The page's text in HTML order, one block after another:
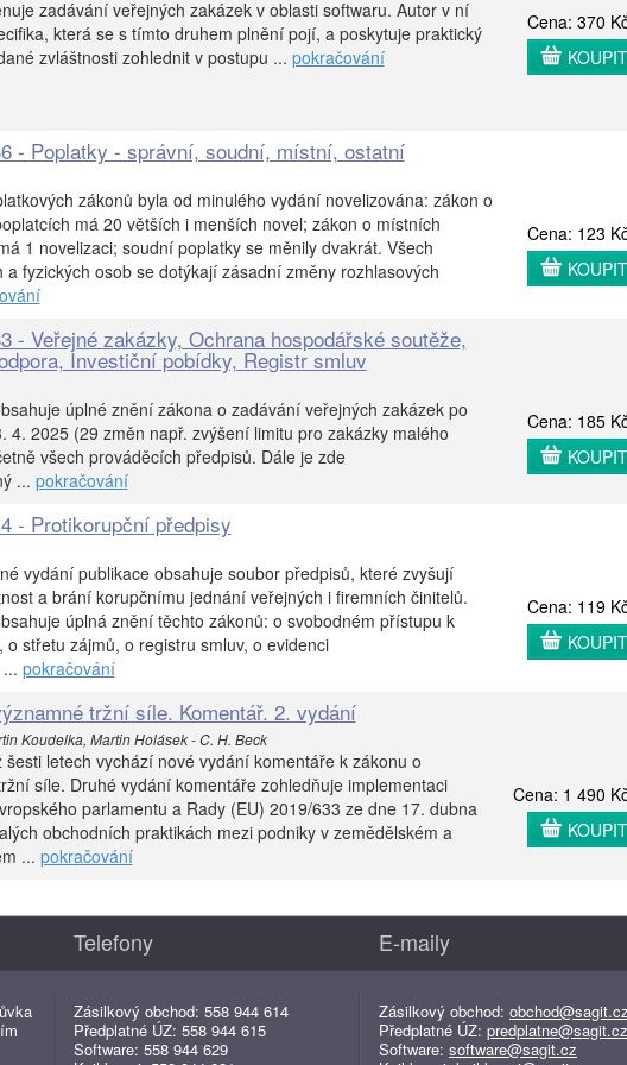
zadávání veřejných zakázek v oblasti softwaru. Autor v ní
která se s tímto druhem plnění pojí, a poskytuje praktický
zvláštnosti zohlednit v postupu ... pokračování
Cena: 370
KOUPIT
- Poplatky - správní, soudní, místní, ostatní
zákonů byla od minulého vydání novelizována: zákon o
má 20 větších i menších novel; zákon o místních
1 novelizaci; soudní poplatky se měnily dvakrát. Všech
a fyzických osob se dotýkají zásadní změny rozhlasových
Cena: 123
KOUPIT
- Veřejné zakázky, Ochrana hospodářské soutěže,
Investiční pobídky, Registr smluv
úplné znění zákona o zadávání veřejných zakázek po
4. 2025 (29 změn např. zvýšení limitu pro zakázky malého
všech prováděcích předpisů. Dále je zde
... pokračování
Cena: 185
KOUPIT
- Protikorupční předpisy
vydání publikace obsahuje soubor předpisů, které zvyšují
a brání korupčnímu jednání veřejných i firemních činitelů.
úplná znění těchto zákonů: o svobodném přístupu k
o střetu zájmů, o registru smluv, o evidenci
pokračování
Cena: 119
KOUPIT
tržní síle. Komentář. 2. vydání
Koudelka, Martin Holásek - C. H. Beck
šesti letech vychází nové vydání komentáře k zákonu o
síle. Druhé vydání komentáře zohledňuje implementaci
parlamentu a Rady (EU) 2019/633 ze dne 17. dubna
obchodních praktikách mezi podniky v zemědělském a
... pokračování
Cena: 1 490
KOUPIT
Telefony
Zásilkový obchod: 558 944 614
Předplatné ÚZ: 558 944 615
Software: 558 944 629
E-maily
Zásilkový obchod: obchod@sagit.cz
Předplatné ÚZ: predplatne@sagit.cz
Software: software@sagit.cz